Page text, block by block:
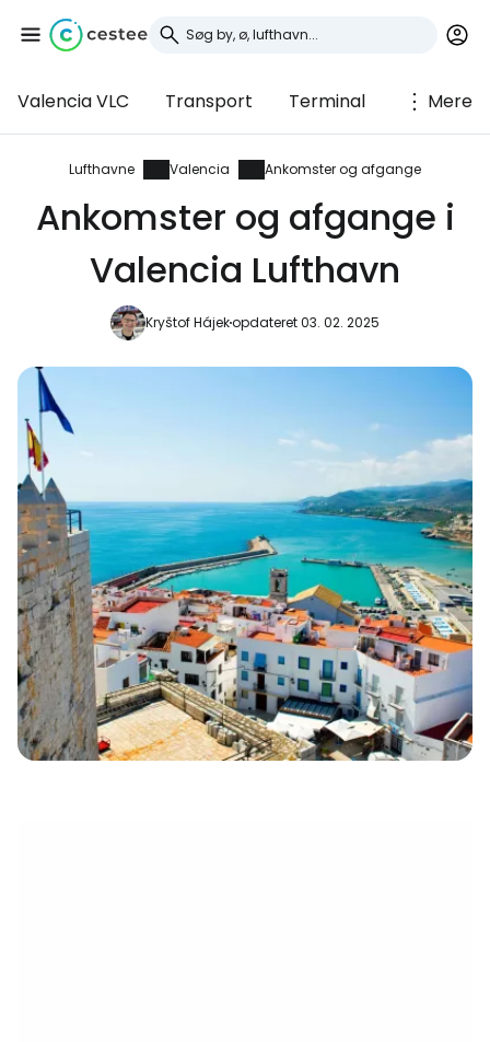
Valencia VLC Transport Terminal Mere
Lufthavne Valencia Ankomster og afgange
Ankomster og afgange i
Valencia Lufthavn
Kryštof Hájekopdateret 03. 02. 2025
Log ind på Cestee
... det verdensomspændende
Fortsæt med Google
Fortsæt med e-mail